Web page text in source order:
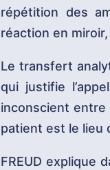
répétition des
réaction en
Le transfert
qui justifie
inconscient entre
patient est le lieu
FREUD explique